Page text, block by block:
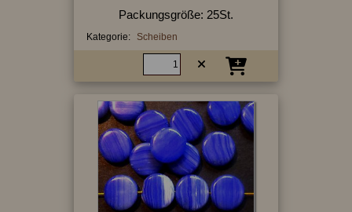
Packungsgröße: 25St.
Kategorie: Scheiben